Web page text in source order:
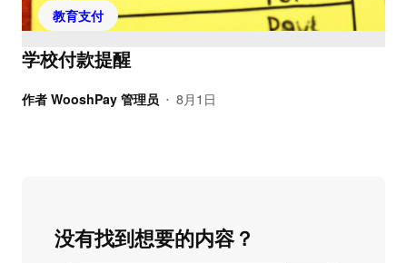
教育支付
学校付款提醒
作者 WooshPay 管理员 • 8月1日
没有找到想要的内容？